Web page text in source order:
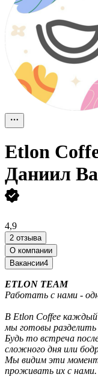
Etlon
Даниил
4,9
2 отзыва
О компании
Вакансии4
ETLON TEAM
Работать с нами -
В Etlon Coffee
мы готовы
Будь то встреча
сложного дня или
Мы видим эти
проживать их с нами.